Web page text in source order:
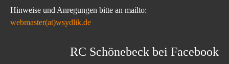
Hinweise und Anregungen bitte an mailto:
webmaster(at)wsydlik.de
RC Schönebeck bei Facebook